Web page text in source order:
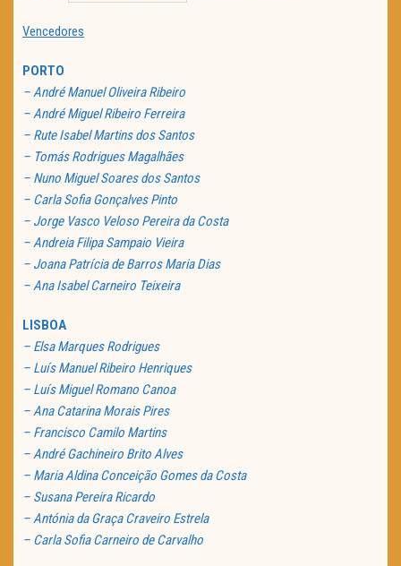
Vencedores
PORTO
– André Manuel Oliveira Ribeiro
– André Miguel Ribeiro Ferreira
– Rute Isabel Martins dos Santos
– Tomás Rodrigues Magalhães
– Nuno Miguel Soares dos Santos
– Carla Sofia Gonçalves Pinto
– Jorge Vasco Veloso Pereira da Costa
– Andreia Filipa Sampaio Vieira
– Joana Patrícia de Barros Maria Dias
– Ana Isabel Carneiro Teixeira
LISBOA
– Elsa Marques Rodrigues
– Luís Manuel Ribeiro Henriques
– Luís Miguel Romano Canoa
– Ana Catarina Morais Pires
– Francisco Camilo Martins
– André Gachineiro Brito Alves
– Maria Aldina Conceição Gomes da Costa
– Susana Pereira Ricardo
– Antónia da Graça Craveiro Estrela
– Carla Sofia Carneiro de Carvalho